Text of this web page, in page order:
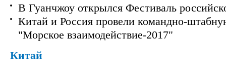
В Гуанчжоу открылся Фестиваль
Китай и Россия провели командно-
"Морское взаимодействие-2017"
Китай